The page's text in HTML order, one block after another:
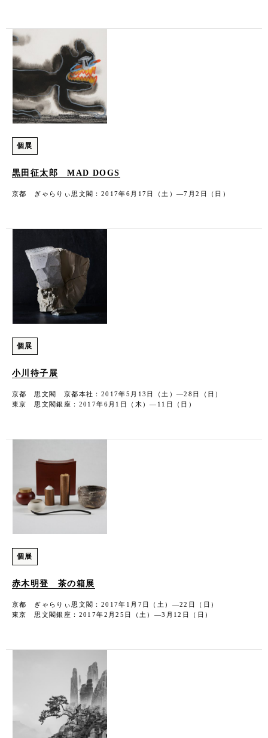
個展
黒田征太郎 MAD DOGS
京都 ぎゃらりぃ思文閣：2017年6月17日（土）―7月2日（日）
個展
小川待子展
京都 思文閣 京都本社：2017年5月13日（土）―28日（日）
東京 思文閣銀座：2017年6月1日（木）―11日（日）
個展
赤木明登 茶の箱展
京都 ぎゃらりぃ思文閣：2017年1月7日（土）―22日（日）
東京 思文閣銀座：2017年2月25日（土）―3月12日（日）